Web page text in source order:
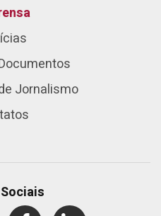
Jornalismo